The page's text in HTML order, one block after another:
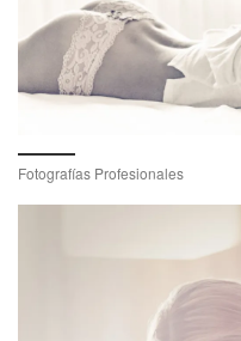
Fotografías Profesionales